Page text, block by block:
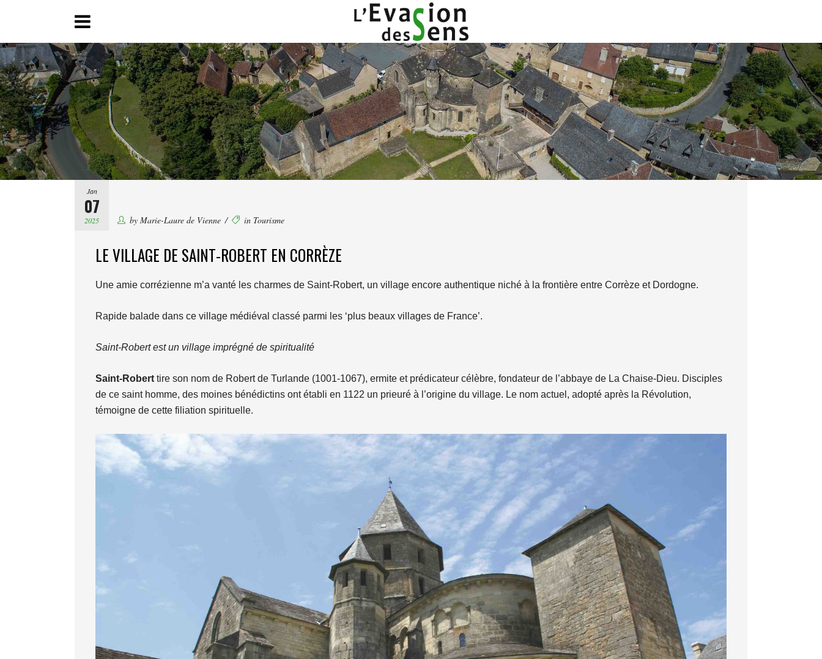
Jan
07
2025 by Marie-Laure de Vienne in Tourisme
LE VILLAGE DE SAINT-ROBERT EN CORRÈZE
Une amie corrézienne m’a vanté les charmes de Saint-Robert, un village encore authentique niché à la frontière entre Corrèze et Dordogne.
Rapide balade dans ce village médiéval classé parmi les ‘plus beaux villages de France’.
Saint-Robert est un village imprégné de spiritualité
Saint-Robert tire son nom de Robert de Turlande (1001-1067), ermite et prédicateur célèbre, fondateur de l’abbaye de La Chaise-Dieu. Disciples
de ce saint homme, des moines bénédictins ont établi en 1122 un prieuré à l’origine du village. Le nom actuel, adopté après la Révolution,
témoigne de cette filiation spirituelle.